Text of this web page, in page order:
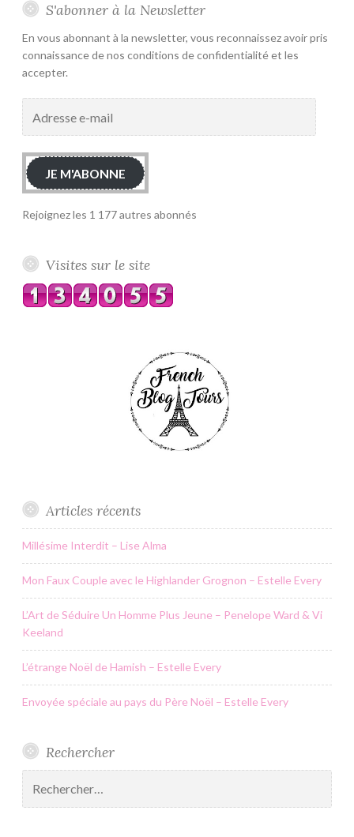
S'abonner à la Newsletter
En vous abonnant à la newsletter, vous reconnaissez avoir pris
connaissance de nos conditions de confidentialité et les
accepter.
mail
JE M'ABONNE
Rejoignez les 1 177 autres abonnés
Visites sur le site
Articles récents
Millésime Interdit – Lise Alma
Mon Faux Couple avec le Highlander Grognon – Estelle Every
L’Art de Séduire Un Homme Plus Jeune – Penelope Ward & Vi
Keeland
L’étrange Noël de Hamish – Estelle Every
Envoyée spéciale au pays du Père Noël – Estelle Every
Rechercher